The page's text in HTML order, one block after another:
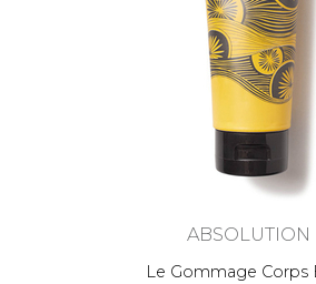
ABSOLUTION
Le Gommage Corps